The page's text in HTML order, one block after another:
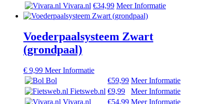
Vivara.nl €34,99 Meer Informatie
Voederpaalsysteem Zwart
(grondpaal)
€ 9,99 Meer Informatie
Bol
€59,99 Meer Informatie
Fietsweb.nl €9,99
Meer Informatie
Vivara.nl
€54,99 Meer Informatie